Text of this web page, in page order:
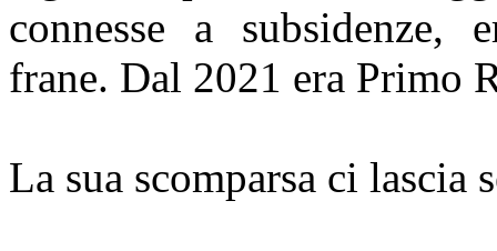
connesse a subsidenze,
frane. Dal 2021 era Primo
La sua scomparsa ci